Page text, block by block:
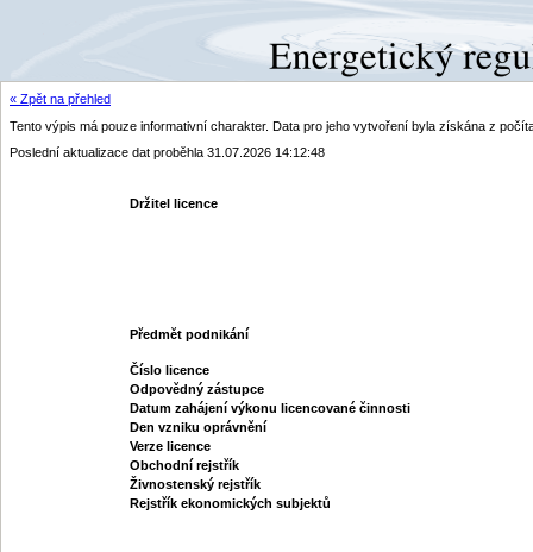
« Zpět na přehled
Tento výpis má pouze informativní charakter. Data pro jeho vytvoření byla získána z
Poslední aktualizace dat proběhla 31.07.2026 14:12:48
Držitel licence
Předmět podnikání
Číslo licence
Odpovědný zástupce
Datum zahájení výkonu licencované činnosti
Den vzniku oprávnění
Verze licence
Obchodní rejstřík
Živnostenský rejstřík
Rejstřík ekonomických subjektů